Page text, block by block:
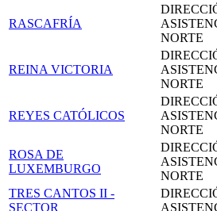
RASCAFRÍA
NORTE
REINA VICTORIA
NORTE
REYES CATÓLICOS
NORTE
ROSA DE
LUXEMBURGO
NORTE
TRES CANTOS II -
SECTOR